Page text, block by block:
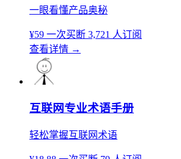
一眼看懂产品奥秘
¥59 一次买断 3,721 人订阅
查看详情 →
互联网专业术语手册
轻松掌握互联网术语